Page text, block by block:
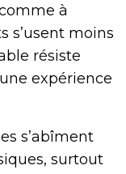
à
s’usent moins
résiste
expérience
s’abîment
surtout